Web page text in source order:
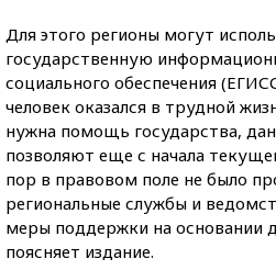
Для этого регионы могут
государственную
социального обеспечения
человек оказался в трудной
нужна помощь государства,
позволяют еще с начала
пор в правовом поле не было
региональные службы и
меры поддержки на основании
поясняет издание.